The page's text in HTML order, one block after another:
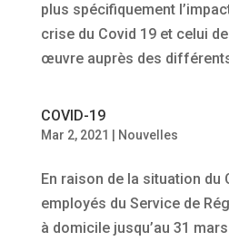
plus spécifiquement
crise du Covid 19 et celui
œuvre auprès des
COVID-19
Mar 2, 2021 Nouvelles
En raison de la situation du
employés du Service de
à domicile jusqu’au 31